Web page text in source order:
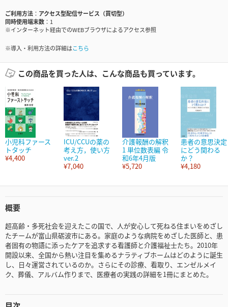
ご利用方法
アクセス型配信サービス（買切型）
同時使用端末数
1
※インターネット経由でのWEBブラウザによるアクセス参照
※導入・利用方法の詳細はこちら
この商品を買った人は、こんな商品も買っています。
小児科ファース
トタッチ
¥4,400
ICU/CCUの薬の
考え方，使い方
ver.2
¥7,040
介護報酬の解釈
1 単位数表編 令
和6年4月版
¥5,720
患者の意思決定
にどう関わる
か？
¥4,180
概要
超高齢・多死社会を迎えたこの国で、人が安心して死ねる住まいをめざし
たチームが富山県砺波市にある。家庭のような病院をめざした医師と、患
者固有の物語に添ったケアを追求する看護師と介護福祉士たち。2010年
開設以来、全国から熱い注目を集めるナラティブホームはどのように誕生
し、日々運営されているのか。さらにその診療、看取り、エンゼルメイ
ク、葬儀、アルバム作りまで、医療者の実践の詳細を1冊にまとめた。